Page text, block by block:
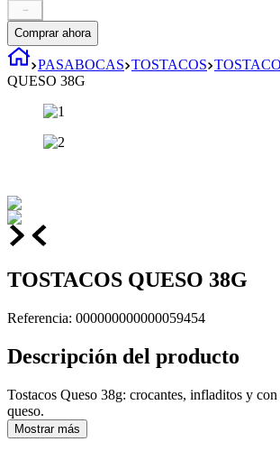
－
Comprar ahora
PASABOCAS TOSTACOS
QUESO 38G
TOSTACOS QUESO 38G
Referencia: 000000000000059454
Descripción del producto
Tostacos Queso 38g: crocantes, infladitos y
queso.
Mostrar más